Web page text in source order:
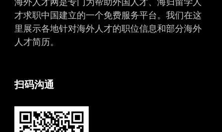
才求职中国建立的一个免费服务平台。我们在这
里展示各地针对海外人才的职位信息和部分海外
人才简历。
扫码沟通